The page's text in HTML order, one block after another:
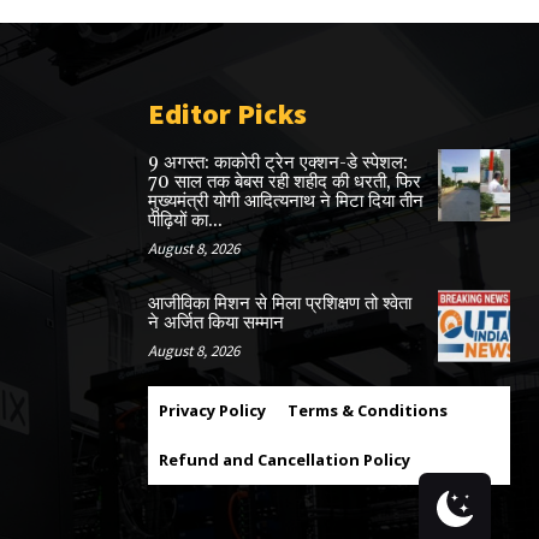
Editor Picks
9 अगस्त: काकोरी ट्रेन एक्शन-डे स्पेशल:
70 साल तक बेबस रही शहीद की धरती, फिर
मुख्यमंत्री योगी आदित्यनाथ ने मिटा दिया तीन
पीढ़ियों का...
August 8, 2026
आजीविका मिशन से मिला प्रशिक्षण तो श्वेता
ने अर्जित किया सम्मान
August 8, 2026
Privacy Policy Terms & Conditions
Refund and Cancellation Policy